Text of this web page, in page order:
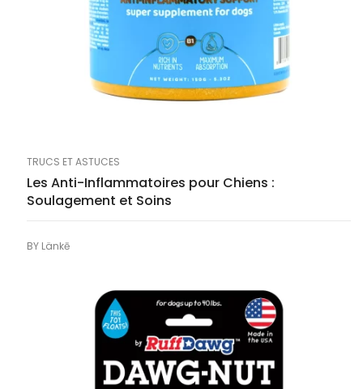
TRUCS ET ASTUCES
Les Anti-Inflammatoires pour Chiens :
Soulagement et Soins
BY Länkē